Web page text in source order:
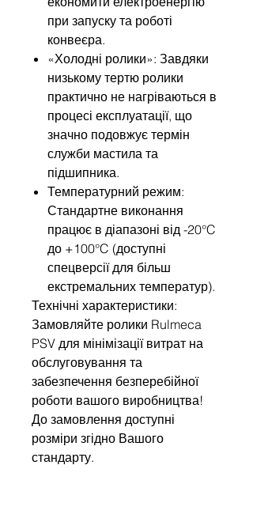
при запуску та роботі
конвеєра.
«Холодні ролики»: Завдяки
низькому тертю ролики
практично не нагріваються в
процесі експлуатації, що
значно подовжує термін
служби мастила та
підшипника.
Температурний режим:
Стандартне виконання
працює в діапазоні від -20°C
до +100°C (доступні
спецверсії для більш
екстремальних температур).
Технічні характеристики:
Замовляйте ролики Rulmeca
PSV для мінімізації витрат на
обслуговування та
забезпечення безперебійної
роботи вашого виробництва!
До замовлення доступні
розміри згідно Вашого
стандарту.